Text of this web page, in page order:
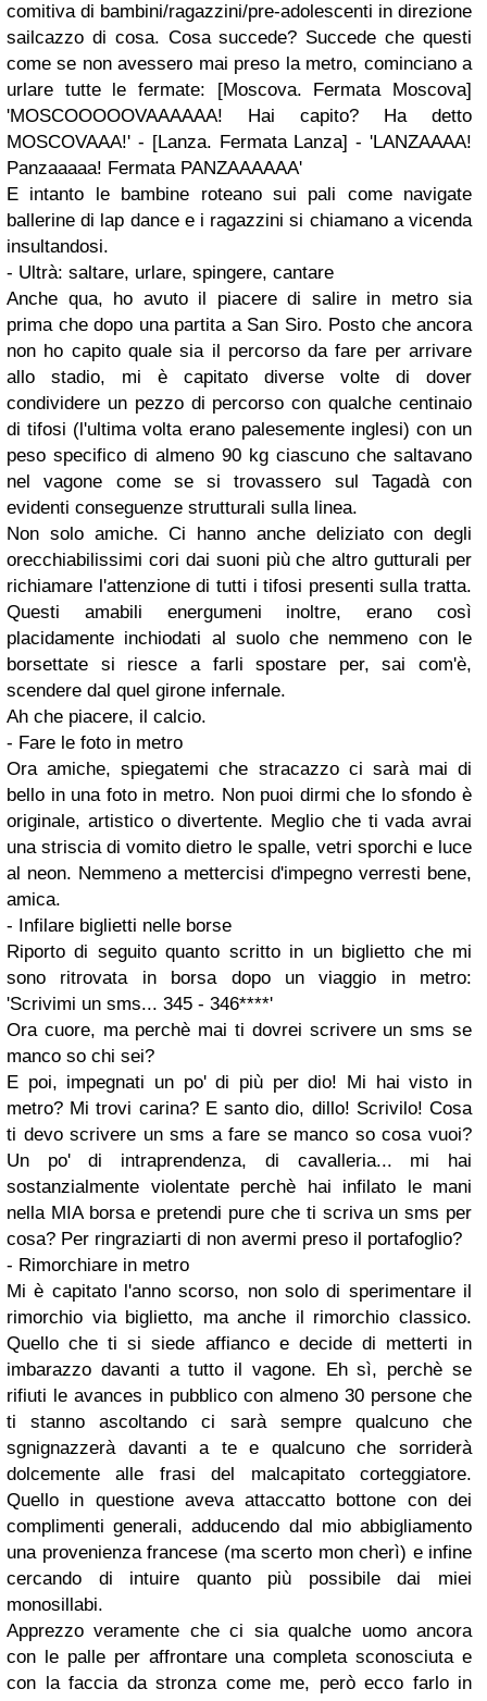
comitiva di bambini/ragazzini/pre-adolescenti in direzione
sailcazzo di cosa. Cosa succede? Succede che questi
come se non avessero mai preso la metro, cominciano a
urlare tutte le fermate: [Moscova. Fermata Moscova]
'MOSCOOOOOVAAAAAA! Hai capito? Ha detto
MOSCOVAAA!' - [Lanza. Fermata Lanza] - 'LANZAAAA!
Panzaaaaa! Fermata PANZAAAAAA'
E intanto le bambine roteano sui pali come navigate
ballerine di lap dance e i ragazzini si chiamano a vicenda
insultandosi.
- Ultrà: saltare, urlare, spingere, cantare
Anche qua, ho avuto il piacere di salire in metro sia
prima che dopo una partita a San Siro. Posto che ancora
non ho capito quale sia il percorso da fare per arrivare
allo stadio, mi è capitato diverse volte di dover
condividere un pezzo di percorso con qualche centinaio
di tifosi (l'ultima volta erano palesemente inglesi) con un
peso specifico di almeno 90 kg ciascuno che saltavano
nel vagone come se si trovassero sul Tagadà con
evidenti conseguenze strutturali sulla linea.
Non solo amiche. Ci hanno anche deliziatocon degli
orecchiabilissimi cori dai suoni più che altrogutturali per
richiamare l'attenzione di tutti i tifosi presenti sulla tratta.
Questi amabili energumeni inoltre, erano così
placidamente inchiodati al suolo che nemmeno con le
borsettate si riesce a farli spostare per, sai com'è,
scendere dal quel girone infernale.
Ah che piacere, il calcio.
- Fare le foto in metro
Ora amiche, spiegatemi che stracazzo ci sarà mai di
bello in una foto in metro. Non puoi dirmi che lo sfondo è
originale, artistico o divertente. Meglio che ti vada avrai
una striscia di vomito dietro le spalle, vetri sporchi e luce
al neon. Nemmeno a mettercisi d'impegno verresti bene,
amica.
- Infilare biglietti nelle borse
Riporto di seguito quanto scritto in un biglietto che mi
sono ritrovata in borsa dopo un viaggio in metro:
'Scrivimi un sms... 345 - 346****'
Ora cuore, ma perchè mai ti dovrei scrivere un sms se
manco so chi sei?
E poi, impegnati un po' di più per dio! Mi hai visto in
metro? Mi trovi carina? E santo dio, dillo! Scrivilo! Cosa
ti devo scrivere un sms a fare se manco so cosa vuoi?
Un po' di intraprendenza, di cavalleria... mi hai
sostanzialmente violentate perchè hai infilato le mani
nella MIA borsa e pretendi pure che ti scriva un sms per
cosa? Per ringraziarti di non avermi preso il portafoglio?
- Rimorchiare in metro
Mi è capitato l'anno scorso, non solo di sperimentare il
rimorchio via biglietto, ma anche il rimorchio classico.
Quello che ti si siede affianco e decide di metterti in
imbarazzo davanti a tutto il vagone. Eh sì, perchè se
rifiuti le avances in pubblico con almeno 30 persone che
ti stanno ascoltando ci sarà sempre qualcuno che
sgnignazzerà davanti a te e qualcuno che sorriderà
dolcemente alle frasi del malcapitato corteggiatore.
Quello in questione aveva attaccatto bottone con dei
complimenti generali, adducendo dal mio abbigliamento
una provenienza francese (ma scerto mon cherì) e infine
cercando di intuire quanto più possibile dai miei
monosillabi.
Apprezzo veramente che ci sia qualche uomo ancora
con le palle per affrontare una completa sconosciuta e
con la faccia da stronza come me, però ecco farlo in